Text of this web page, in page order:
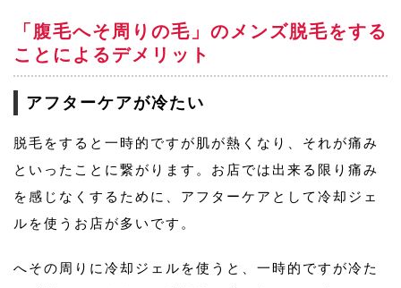
「腹毛へそ周りの毛」のメンズ脱毛をする
ことによるデメリット
アフターケアが冷たい
脱毛をすると一時的ですが肌が熱くなり、それが痛み
といったことに繋がります。お店では出来る限り痛み
を感じなくするために、アフターケアとして冷却ジェ
ルを使うお店が多いです。
へその周りに冷却ジェルを使うと、一時的ですが冷た